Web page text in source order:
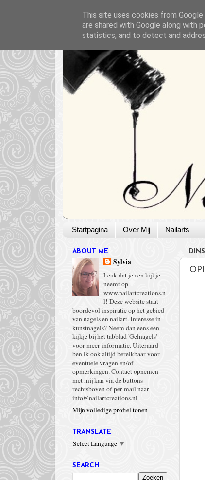
Startpagina Over Mij Nailarts
ABOUT ME
Sylvia
Leuk dat je een kijkje
neemt op
www.nailartcreations.n
l! Deze website staat
boordevol inspiratie op het gebied
van nagels en nailart. Interesse in
kunstnagels? Neem dan eens een
kijkje bij het tabblad 'Gelnagels'
voor meer informatie. Uiteraard
ben ik ook altijd bereikbaar voor
eventuele vragen en/of
opmerkingen. Contact opnemen
met mij kan via de buttons
rechtsboven of per mail naar
info@nailartcreations.nl
Mijn volledige profiel tonen
TRANSLATE
Select Language ▼
SEARCH
This site uses cookies from
are shared with Google along with
statistics, and to detect and